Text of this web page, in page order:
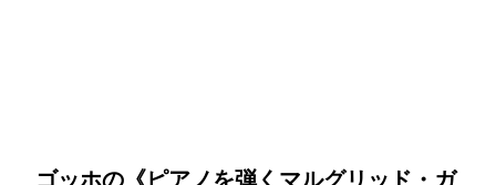
ゴッホの《ピアノを弾くマルグリッド・ガ